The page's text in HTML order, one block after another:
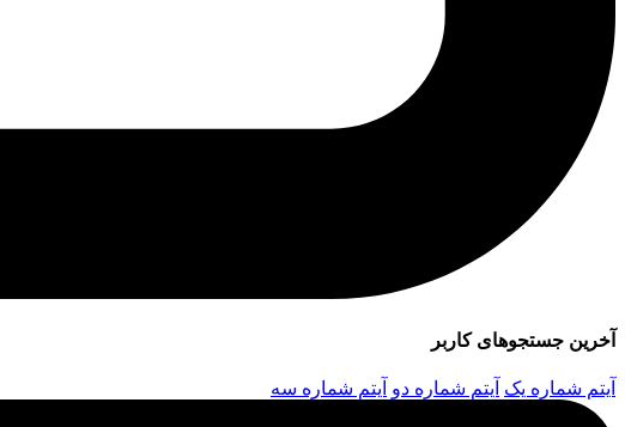
آخرین جستجوهای کاربر
آیتم شماره یک آیتم شماره دو آیتم شماره سه